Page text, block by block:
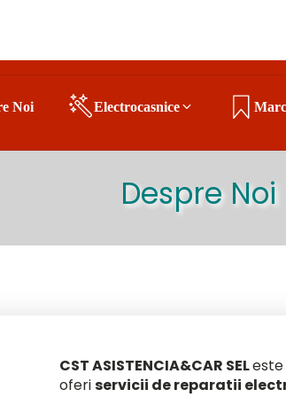
Noi Electrocasnice
Despre Noi
CST ASISTENCIA&CAR SEL
oferiservicii de reparatii